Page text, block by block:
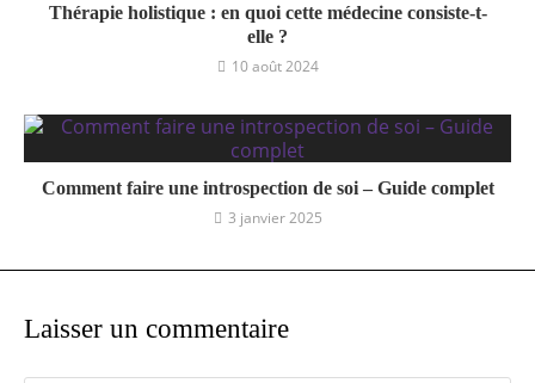
Thérapie holistique : en quoi cette médecine consiste-t-
elle ?
10 août 2024
Comment faire une introspection de soi – Guide complet
3 janvier 2025
Laisser un commentaire